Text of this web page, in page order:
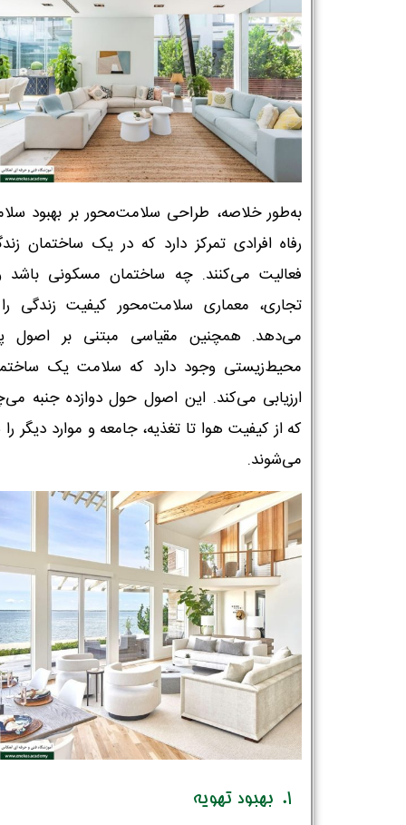
به‌طور خلاصه، طراحی سلامت‌محور بر بهبود
رفاه افرادی تمرکز دارد که در یک ساختمان
فعالیت می‌کنند. چه ساختمان مسکونی
تجاری، معماری سلامت‌محور کیفیت زندگی را
می‌دهد. همچنین مقیاسی مبتنی بر اصول
محیط‌زیستی وجود دارد که سلامت یک
ارزیابی می‌کند. این اصول حول دوازده جنبه
که از کیفیت هوا تا تغذیه، جامعه و موارد دیگر
می‌شوند.
۱. بهبود تهویه